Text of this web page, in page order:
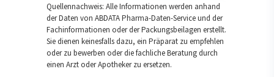
Quellennachweis: Alle Informationen werden anhand
der Daten von ABDATA Pharma-Daten-Service und der
Fachinformationen oder der Packungsbeilagen erstellt.
Sie dienen keinesfalls dazu, ein Präparat zu empfehlen
oder zu bewerben oder die fachliche Beratung durch
einen Arzt oder Apotheker zu ersetzen.